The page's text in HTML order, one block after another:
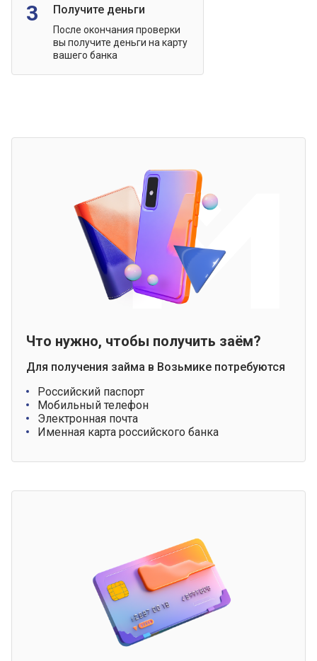
3 Получите деньги
После окончания проверки
вы получите деньги на карту
вашего банка
Что нужно, чтобы получить заём?
Для получения займа в Возьмике потребуются
Российский паспорт
Мобильный телефон
Электронная почта
Именная карта российского банка